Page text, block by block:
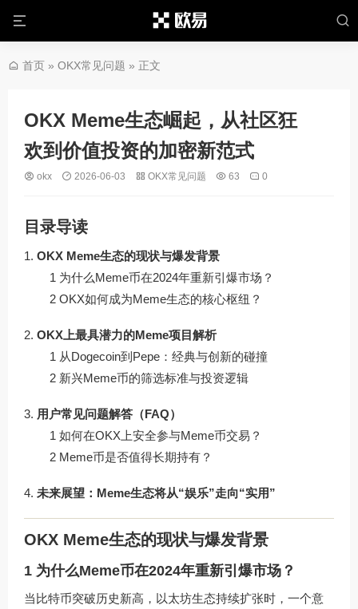
首页 » OKX常见问题 » 正文
OKX Meme生态崛起，从社区狂
欢到价值投资的加密新范式
okx 2026-06-03 OKX常见问题 63 0
目录导读
OKX Meme生态的现状与爆发背景
1 为什么Meme币在2024年重新引爆市场？
2 OKX如何成为Meme生态的核心枢纽？
OKX上最具潜力的Meme项目解析
1 从Dogecoin到Pepe：经典与创新的碰撞
2 新兴Meme币的筛选标准与投资逻辑
用户常见问题解答（FAQ）
1 如何在OKX上安全参与Meme币交易？
2 Meme币是否值得长期持有？
未来展望：Meme生态将从“娱乐”走向“实用”
OKX Meme生态的现状与爆发背景
1 为什么Meme币在2024年重新引爆市场？
当比特币突破历史新高，以太坊生态持续扩张时，一个意